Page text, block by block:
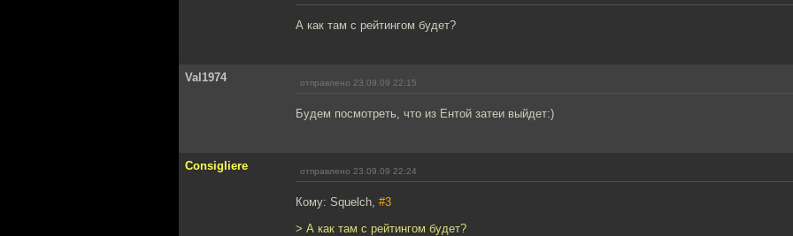
А как там с рейтингом будет?
Val1974 отправлено 23.09.09 22:15
Будем посмотреть, что из Ентой затеи выйдет:)
Consigliere отправлено 23.09.09 22:24
Кому: Squelch, #3
> А как там с рейтингом будет?